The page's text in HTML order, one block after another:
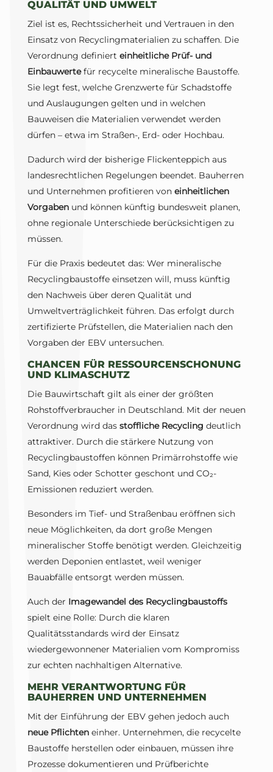
QUALITÄT UND UMWELT
Ziel ist es, Rechtssicherheit und Vertrauen in den
Einsatz von Recyclingmaterialien zu schaffen. Die
Verordnung definiert einheitliche Prüf- und
Einbauwertefür recycelte mineralische Baustoffe.
Sie legt fest, welche Grenzwerte für Schadstoffe
und Auslaugungen gelten und in welchen
Bauweisen die Materialien verwendet werden
dürfen – etwa im Straßen-, Erd- oder Hochbau.
Dadurch wird der bisherige Flickenteppich aus
landesrechtlichen Regelungen beendet. Bauherren
und Unternehmen profitieren von einheitlichen
Vorgabenund können künftig bundesweit planen,
ohne regionale Unterschiede berücksichtigen zu
müssen.
Für die Praxis bedeutet das: Wer mineralische
Recyclingbaustoffe einsetzen will, muss künftig
den Nachweis über deren Qualität und
Umweltverträglichkeit führen. Das erfolgt durch
zertifizierte Prüfstellen, die Materialien nach den
Vorgaben der EBV untersuchen.
CHANCEN FÜR RESSOURCENSCHONUNG
UND KLIMASCHUTZ
Die Bauwirtschaft gilt als einer der größten
Rohstoffverbraucher in Deutschland. Mit der neuen
Verordnung wird das stoffliche Recycling deutlich
attraktiver. Durch die stärkere Nutzung von
Recyclingbaustoffen können Primärrohstoffe wie
Sand, Kies oder Schotter geschont und CO₂-
Emissionen reduziert werden.
Besonders im Tief- und Straßenbau eröffnen sich
neue Möglichkeiten, da dort große Mengen
mineralischer Stoffe benötigt werden. Gleichzeitig
werden Deponien entlastet, weil weniger
Bauabfälle entsorgt werden müssen.
Auch der Imagewandel des Recyclingbaustoffs
spielt eine Rolle: Durch die klaren
Qualitätsstandards wird der Einsatz
wiedergewonnener Materialien vom Kompromiss
zur echten nachhaltigen Alternative.
MEHR VERANTWORTUNG FÜR
BAUHERREN UND UNTERNEHMEN
Mit der Einführung der EBV gehen jedoch auch
neue Pflichteneinher. Unternehmen, die recycelte
Baustoffe herstellen oder einbauen, müssen ihre
Prozesse dokumentieren und Prüfberichte